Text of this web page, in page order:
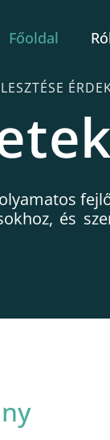
Főoldal
és